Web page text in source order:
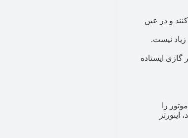
و در عین
نیست.
و در انواع کولر گازی ایستاده
را